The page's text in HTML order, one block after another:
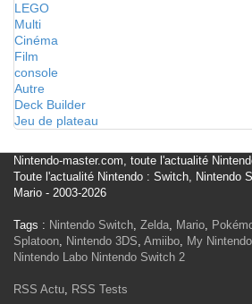
LEGO
Multi
Cinéma
Film
console
Autre
Deck Builder
Jeu de plateau
Nintendo-master.com, toute l'actualité
Toute l'actualité Nintendo : Switch, Nintendo
Mario - 2003-2026
Tags : Nintendo Switch, Zelda, Mario,
Splatoon, Nintendo 3DS, Amiibo, My Nintendo
Nintendo Labo Nintendo Switch 2
RSS Actu, RSS Tests